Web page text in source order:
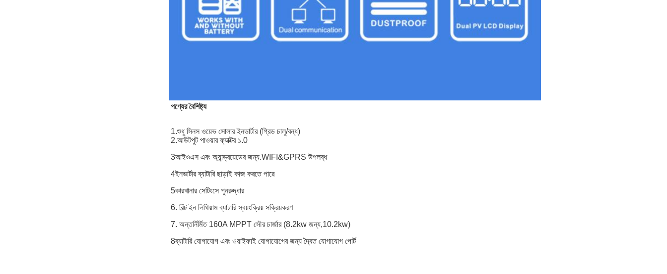
পণ্যের বৈশিষ্ট্য
1.শুধু সিনস ওয়েভ সোলার ইনভার্টার (গ্রিড চালু/বন্ধ)
2.আউটপুট পাওয়ার ফ্যাক্টর ১.0
3আইওএস এবং অ্যান্ড্রয়েডের জন্য.WIFI&GPRS উপলব্ধ
4ইনভার্টার ব্যাটারি ছাড়াই কাজ করতে পারে
5কারখানার সেটিংসে পুনরুদ্ধার
6. বিল্ট ইন লিথিয়াম ব্যাটারি স্বয়ংক্রিয় সক্রিয়করণ
7. অন্তর্নির্মিত 160A MPPT সৌর চার্জার (8.2kw জন্য,10.2kw)
8ব্যাটারি যোগাযোগ এবং ওয়াইফাই যোগাযোগের জন্য দ্বৈত যোগাযোগ পোর্ট